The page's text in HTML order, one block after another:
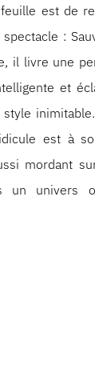
est de
:
il livre une
et
est à
mordant
un univers